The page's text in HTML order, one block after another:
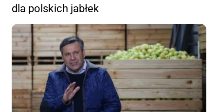
dla polskich jabłek